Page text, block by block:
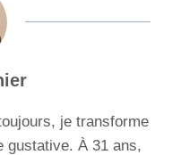
je transforme
gustative. À 31 ans,